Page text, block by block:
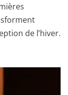
de l’hiver.